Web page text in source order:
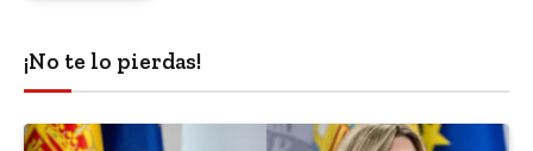
¡No te lo pierdas!